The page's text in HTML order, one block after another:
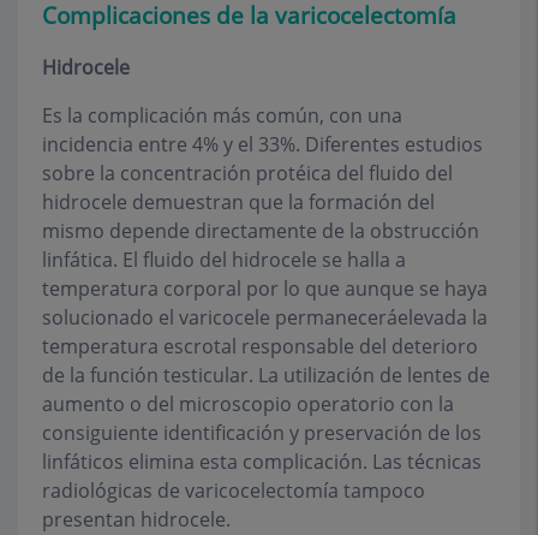
Complicaciones de la varicocelectomía
Hidrocele
Es la complicación más común, con una
incidencia entre 4% y el 33%. Diferentes estudios
sobre la concentración protéica del fluido del
hidrocele demuestran que la formación del
mismo depende directamente de la obstrucción
linfática. El fluido del hidrocele se halla a
temperatura corporal por lo que aunque se haya
solucionado el varicocele permaneceráelevada la
temperatura escrotal responsable del deterioro
de la función testicular. La utilización de lentes de
aumento o del microscopio operatorio con la
consiguiente identificación y preservación de los
linfáticos elimina esta complicación. Las técnicas
radiológicas de varicocelectomía tampoco
presentan hidrocele.